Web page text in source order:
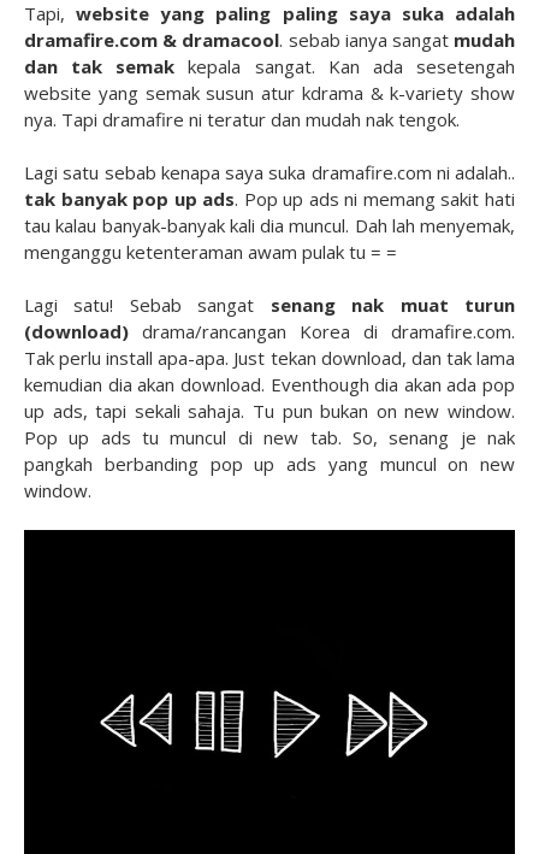
Tapi,website yang paling paling saya suka adalah
dramafire.com & dramacool. sebab ianya sangat mudah
dan tak semakkepala sangat. Kan ada sesetengah
website yang semak susun atur kdrama & k-variety show
nya. Tapi dramafire ni teratur dan mudah nak tengok.
Lagi satu sebab kenapa saya suka dramafire.com ni adalah..
tak banyak pop up ads. Pop up ads ni memang sakit hati
tau kalau banyak-banyak kali dia muncul. Dah lah menyemak,
menganggu ketenteraman awam pulak tu = =
Lagi satu! Sebab sangat senang nak muat turun
(download) drama/rancangan Korea di dramafire.com.
Tak perlu install apa-apa. Just tekan download, dan tak lama
kemudian dia akan download. Eventhough dia akan ada pop
up ads, tapi sekali sahaja. Tu pun bukan on new window.
Pop up ads tu muncul di new tab. So, senang je nak
pangkah berbanding pop up ads yang muncul on new
window.